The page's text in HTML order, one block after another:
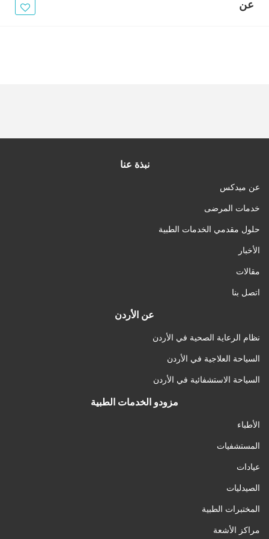
عن
نبذة عنا
عن ميدكس
خدمات المرضى
حلول مقدمي الخدمات الطبية
الأخبار
مقالات
اتصل بنا
عن الأردن
نظام الرعاية الصحية في الأردن
السياحة العلاجية في الأردن
السياحة الاستشفائية في الأردن
مزودو الخدمات الطبية
الأطباء
المستشفيات
عيادات
الصيدليات
المختبرات الطبية
مراكز الأشعة